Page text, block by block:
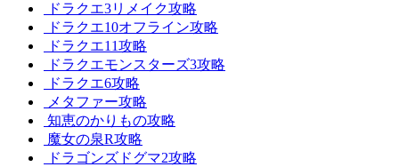
ドラクエ3リメイク攻略
ドラクエ10オフライン攻略
ドラクエ11攻略
ドラクエモンスターズ3攻略
ドラクエ6攻略
メタファー攻略
知恵のかりもの攻略
魔女の泉R攻略
ドラゴンズドグマ2攻略